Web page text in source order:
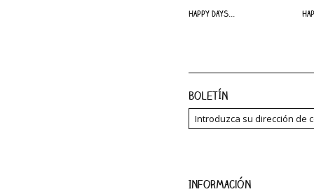
Happy Days...
Boletín
Información